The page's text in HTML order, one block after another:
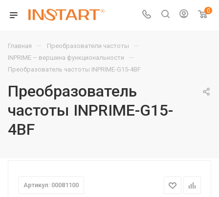
0
Главная — Преобразователи частоты —
INPRIME – вершина функциональности —
Преобразователь частоты INPRIME-G15-4BF
Преобразователь
частоты INPRIME-G15-
4BF
Артикул: 00081100